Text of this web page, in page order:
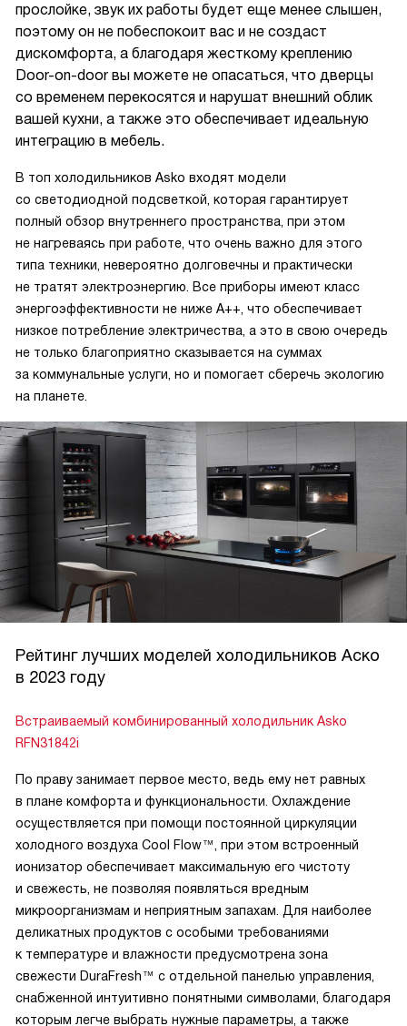
прослойке, звук их работы будет еще менее слышен,
поэтому он не побеспокоит вас и не создаст
дискомфорта, а благодаря жесткому креплению
Door-on-door вы можете не опасаться, что дверцы
со временем перекосятся и нарушат внешний облик
вашей кухни, а также это обеспечивает идеальную
интеграцию в мебель.
В топ холодильников Asko входят модели
со светодиодной подсветкой, которая гарантирует
полный обзор внутреннего пространства, при этом
не нагреваясь при работе, что очень важно для этого
типа техники, невероятно долговечны и практически
не тратят электроэнергию. Все приборы имеют класс
энергоэффективности не ниже А++, что обеспечивает
низкое потребление электричества, а это в свою очередь
не только благоприятно сказывается на суммах
за коммунальные услуги, но и помогает сберечь экологию
на планете.
Рейтинг лучших моделей холодильников Аско
в 2023 году
Встраиваемый комбинированный холодильник Asko
RFN31842i
По праву занимает первое место, ведь ему нет равных
в плане комфорта и функциональности. Охлаждение
осуществляется при помощи постоянной циркуляции
холодного воздуха Cool Flow™, при этом встроенный
ионизатор обеспечивает максимальную его чистоту
и свежесть, не позволяя появляться вредным
микроорганизмам и неприятным запахам. Для наиболее
деликатных продуктов с особыми требованиями
к температуре и влажности предусмотрена зона
свежести DuraFresh™ с отдельной панелью управления,
снабженной интуитивно понятными символами, благодаря
которым легче выбрать нужные параметры, а также